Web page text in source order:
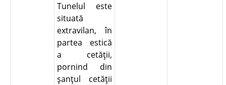
Tunelul este
situată
extravilan, în
partea estică
a cetăţii,
pornind din
şanţul cetăţii